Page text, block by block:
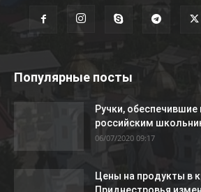
Популярные посты
Ручки,
российским
06/07/2020 09:17
Цены на продукты в